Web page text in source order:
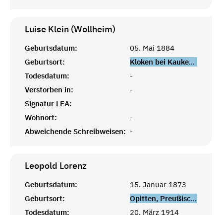
Luise Klein (Wollheim)
Geburtsdatum:
05. Mai 1884
Geburtsort:
Kloken bei Kaukehmen, Königsberg, Ostpreußen
Todesdatum:
-
Verstorben in:
-
Signatur LEA:
Wohnort:
-
Abweichende Schreibweisen: -
Leopold Lorenz
Geburtsdatum:
15. Januar 1873
Geburtsort:
Opitten, Preußisch Holland, Königsberg, Ostpreußen
Todesdatum:
20. März 1914